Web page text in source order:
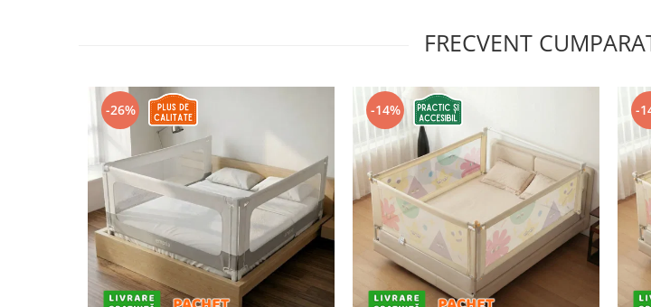
FRECVENT
-26% -14% -